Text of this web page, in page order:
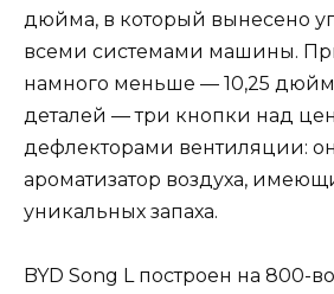
дюйма, в который вынесено
всеми системами машины.
намного меньше — 10,25
деталей — три кнопки над
дефлекторами вентиляции:
ароматизатор воздуха,
уникальных запаха.
BYD Song L построен на 800-